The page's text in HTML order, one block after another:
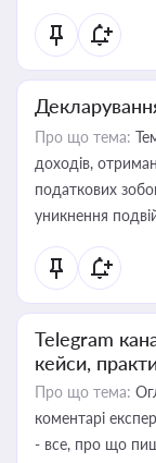
Про що тема:
доходів,
податкових
уникнення
Telegram
кейси,
Про що тема:
коментарі
- все, про що